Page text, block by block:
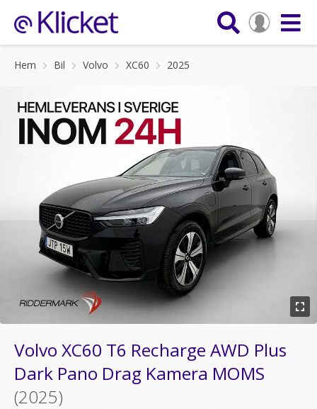
Hem Bil Volvo XC60 2025
Volvo XC60 T6 Recharge AWD Plus
Dark Pano Drag Kamera MOMS
(2025)